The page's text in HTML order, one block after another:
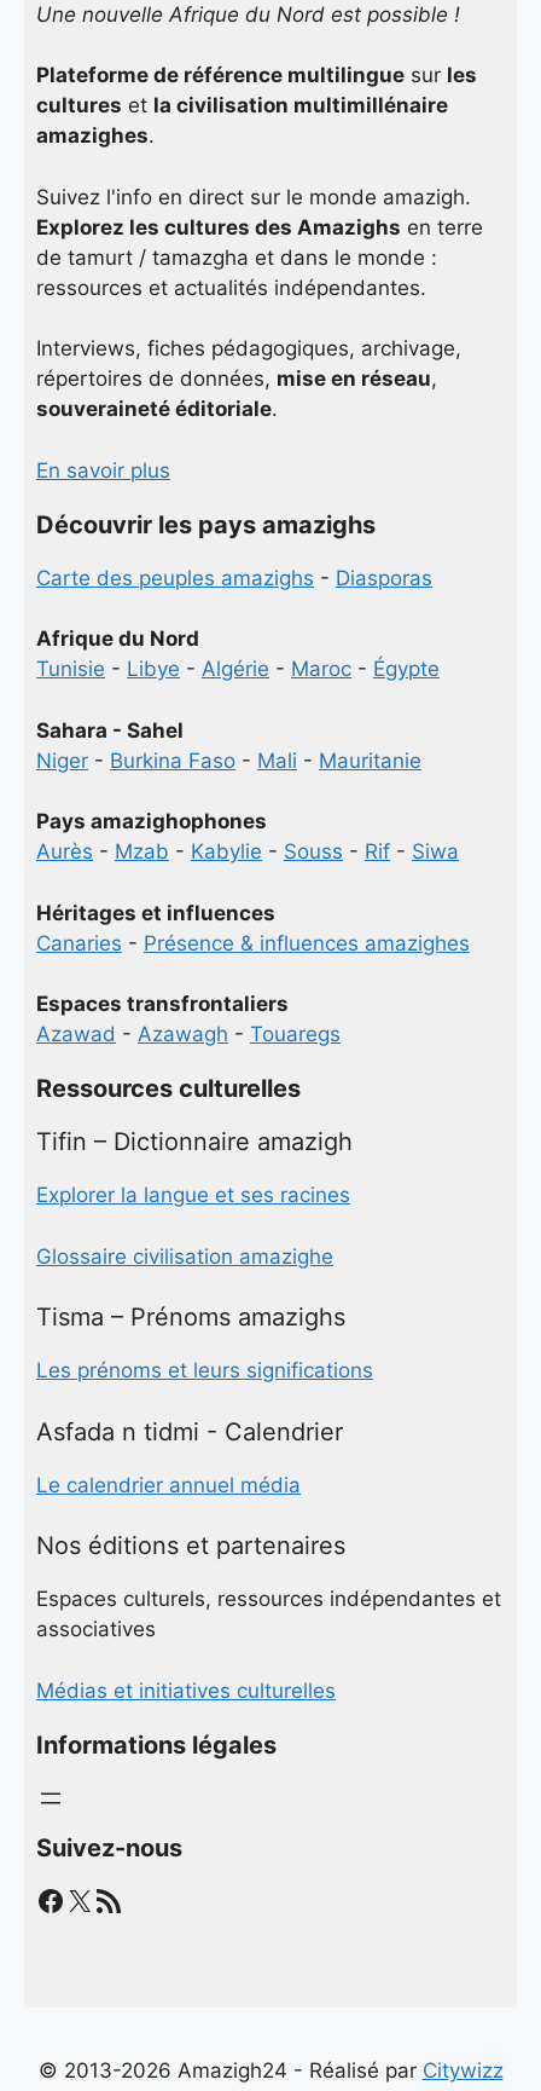
Une nouvelle Afrique du Nord est possible !
Plateforme de référence multilingue sur les
cultures et la civilisation multimillénaire
amazighes.
Suivez l'info en direct sur le monde amazigh.
Explorez les cultures des Amazighs en terre
de tamurt / tamazgha et dans le monde :
ressources et actualités indépendantes.
Interviews, fiches pédagogiques, archivage,
répertoires de données, mise en réseau,
souveraineté éditoriale.
En savoir plus
Découvrir les pays amazighs
Carte des peuples amazighs - Diasporas
Afrique du Nord
Tunisie - Libye - Algérie - Maroc - Égypte
Sahara - Sahel
Niger - Burkina Faso - Mali - Mauritanie
Pays amazighophones
Aurès - Mzab - Kabylie - Souss - Rif - Siwa
Héritages et influences
Canaries - Présence & influences amazighes
Espaces transfrontaliers
Azawad - Azawagh - Touaregs
Ressources culturelles
Tifin – Dictionnaire amazigh
Explorer la langue et ses racines
Glossaire civilisation amazighe
Tisma – Prénoms amazighs
Les prénoms et leurs significations
Asfada n tidmi - Calendrier
Le calendrier annuel média
Nos éditions et partenaires
Espaces culturels, ressources indépendantes et
associatives
Médias et initiatives culturelles
Informations légales
Suivez-nous
Facebook
X Flux RSS
© 2013-2026 Amazigh24 - Réalisé par Citywizz